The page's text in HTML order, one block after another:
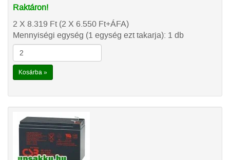
Raktáron!
2 X 8.319 Ft(2 X 6.550 Ft+ÁFA)
Mennyiségi egység (1 egység ezt takarja): 1 db
Kosárba »